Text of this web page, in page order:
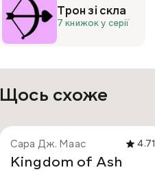
Трон зі скла
7 книжок у серії
Щось схоже
Сара Дж. Маас 4.71
Kingdom of Ash